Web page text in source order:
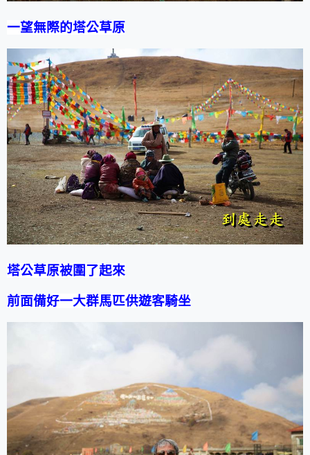
一望無際的塔公草原
塔公草原被圍了起來
前面備好一大群馬匹供遊客騎坐